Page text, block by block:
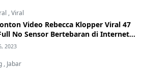
,Viral
Video Rebecca Klopper Viral 47
No Sensor Bertebaran di Internet,
Phising!
2023
, Jabar